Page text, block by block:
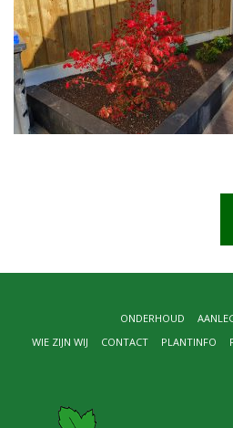
ONDERHOUD
PLANTINFO
CONTACT
WIE ZIJN WIJ